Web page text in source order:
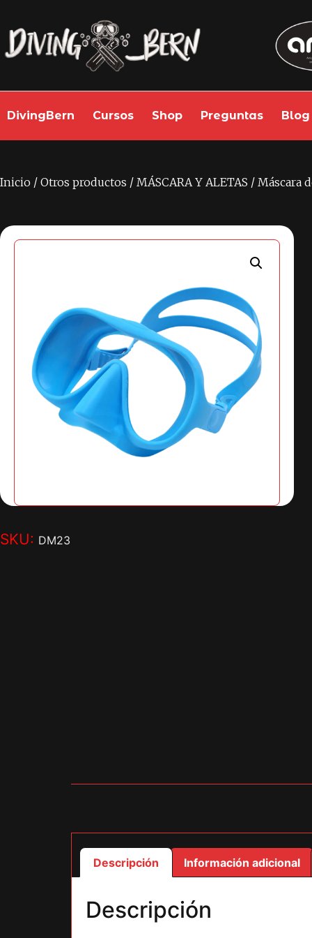
DivingBern Cursos Shop Preguntas Blog
Inicio / Otros productos / MÁSCARA Y ALETAS / Máscara
SKU: DM23
Descripción Información adicional
Descripción